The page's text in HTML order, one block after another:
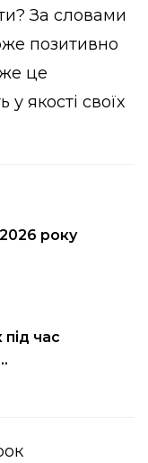
За словами
позитивно
це
якості своїх
року
час